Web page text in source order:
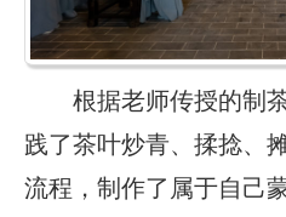
根据老师传授的制
践了茶叶炒青、揉捻、
流程，制作了属于自己